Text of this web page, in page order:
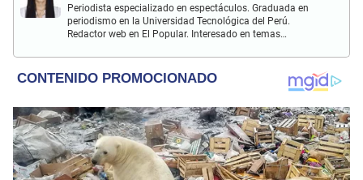
Periodista especializado en espectáculos. Graduada en
periodismo en la Universidad Tecnológica del Perú.
Redactor web en El Popular. Interesado en temas
y crónicas.